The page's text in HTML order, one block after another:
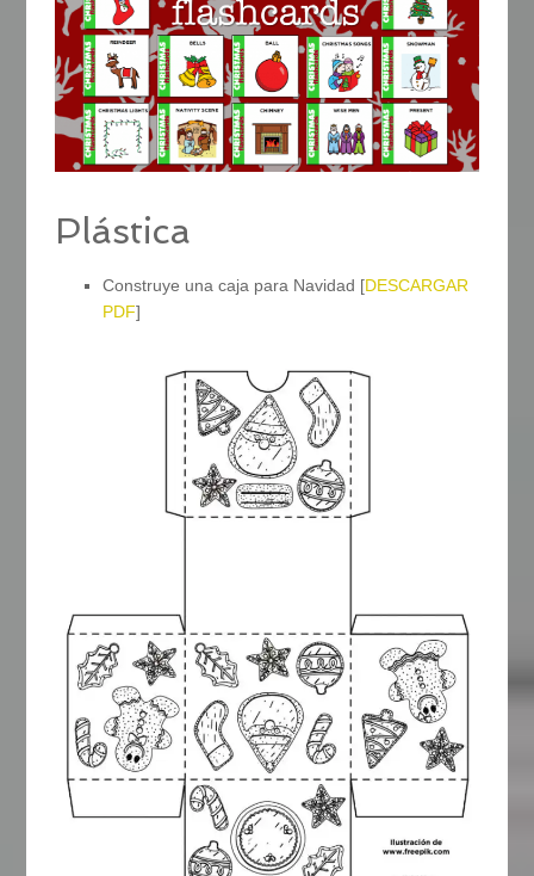
Plástica
Construye una caja para Navidad [DESCARGAR
PDF]